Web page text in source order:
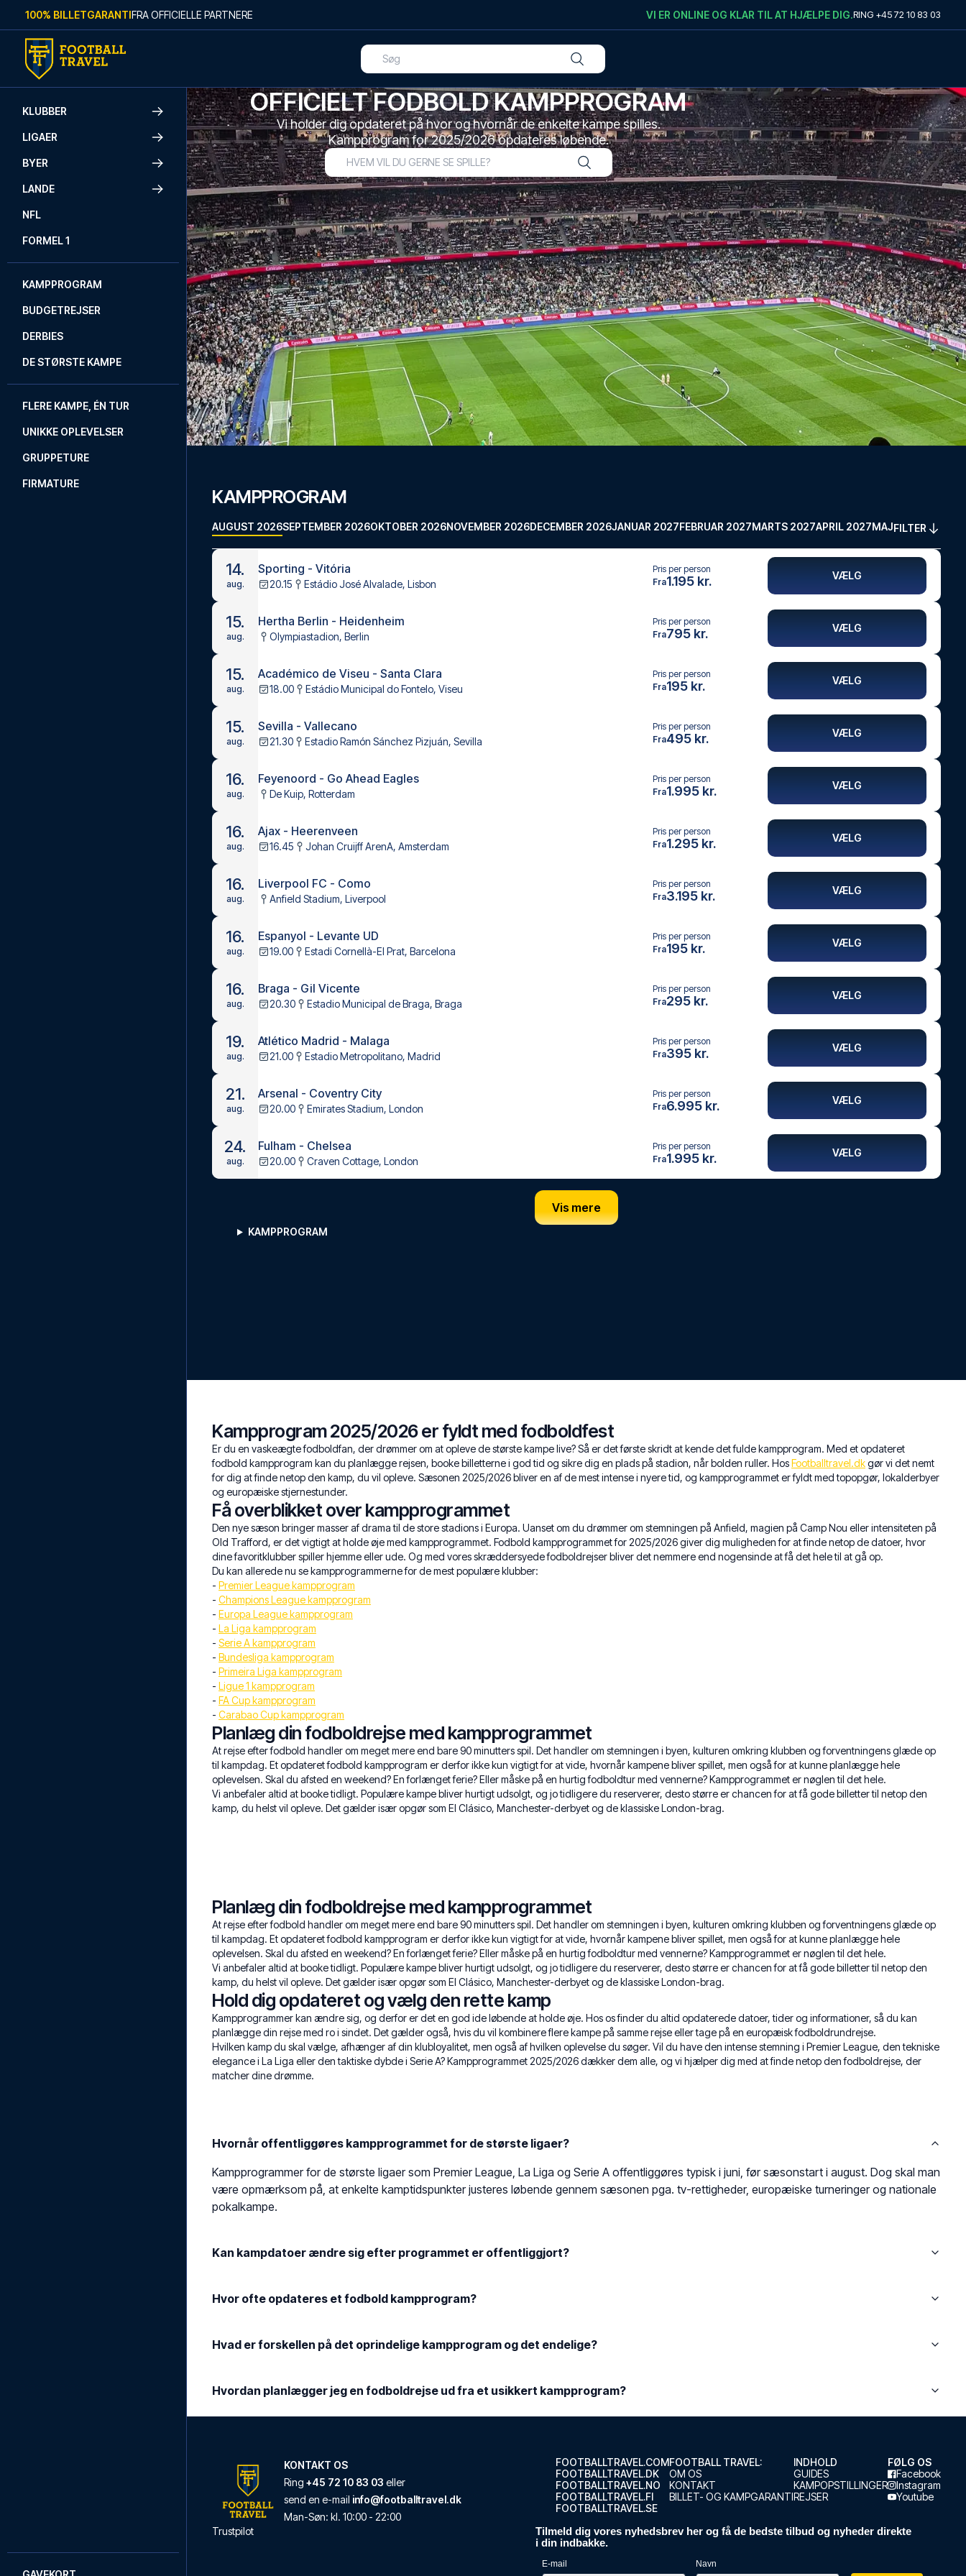
Skip to content
100% BILLETGARANTIFRA OFFICIELLE PARTNERE VI ER ONLINE OG KLAR TIL AT HJÆLPE DIG.RING +45 72 10 83 03
KLUBBER
LIGAER
BYER
LANDE
NFL
FORMEL 1
KAMPPROGRAM
BUDGETREJSER
DERBIES
DE STØRSTE KAMPE
FLERE KAMPE, ÉN TUR
UNIKKE OPLEVELSER
GRUPPETURE
FIRMATURE
OFFICIELT FODBOLD KAMPPROGRAM
Vi holder dig opdateret på hvor og hvornår de enkelte kampe spilles.
Kampprogram for 2025/2026 opdateres løbende.
KAMPPROGRAM
AUGUST 2026SEPTEMBER 2026OKTOBER 2026NOVEMBER 2026DECEMBER 2026JANUAR 2027FEBRUAR 2027MARTS 2027APRIL 2027MAJ 2027
FILTER
14.
aug.
Sporting - Vitória
20.15 Estádio José Alvalade, Lisbon
Pris per person
Fra1.195 kr. VÆLG
15.
aug.
Hertha Berlin - Heidenheim
Olympiastadion, Berlin
Pris per person
Fra795 kr. VÆLG
15.
aug.
Académico de Viseu - Santa Clara
18.00 Estádio Municipal do Fontelo, Viseu
Pris per person
Fra195 kr. VÆLG
15.
aug.
Sevilla - Vallecano
21.30 Estadio Ramón Sánchez Pizjuán, Sevilla
Pris per person
Fra495 kr. VÆLG
16.
aug.
Feyenoord - Go Ahead Eagles
De Kuip, Rotterdam
Pris per person
Fra1.995 kr. VÆLG
16.
aug.
Ajax - Heerenveen
16.45 Johan Cruijff ArenA, Amsterdam
Pris per person
Fra1.295 kr. VÆLG
16.
aug.
Liverpool FC - Como
Anfield Stadium, Liverpool
Pris per person
Fra3.195 kr. VÆLG
16.
aug.
Espanyol - Levante UD
19.00 Estadi Cornellà-El Prat, Barcelona
Pris per person
Fra195 kr. VÆLG
16.
aug.
Braga - Gil Vicente
20.30 Estadio Municipal de Braga, Braga
Pris per person
Fra295 kr. VÆLG
19.
aug.
Atlético Madrid - Malaga
21.00 Estadio Metropolitano, Madrid
Pris per person
Fra395 kr. VÆLG
21.
aug.
Arsenal - Coventry City
20.00 Emirates Stadium, London
Pris per person
Fra6.995 kr. VÆLG
24.
aug.
Fulham - Chelsea
20.00 Craven Cottage, London
Pris per person
Fra1.995 kr. VÆLG
Vis mere
KAMPPROGRAM
Kampprogram 2025/2026 er fyldt med fodboldfest
Er du en vaskeægte fodboldfan, der drømmer om at opleve de største kampe live? Så er det første skridt at kende det fulde kampprogram. Med et opdateret
fodbold kampprogram kan du planlægge rejsen, booke billetterne i god tid og sikre dig en plads på stadion, når bolden ruller. HosFootballtravel.dkgør vi det nemt
for dig at finde netop den kamp, du vil opleve. Sæsonen 2025/2026 bliver en af de mest intense i nyere tid, og kampprogrammet er fyldt med topopgør, lokalderbyer
og europæiske stjernestunder.
Få overblikket over kampprogrammet
Den nye sæson bringer masser af drama til de store stadions i Europa. Uanset om du drømmer om stemningen på Anfield, magien på Camp Nou eller intensiteten på
Old Trafford, er det vigtigt at holde øje med kampprogrammet. Fodbold kampprogrammet for 2025/2026 giver dig muligheden for at finde netop de datoer, hvor
dine favoritklubber spiller hjemme eller ude. Og med vores skræddersyede fodboldrejser bliver det nemmere end nogensinde at få det hele til at gå op.
Du kan allerede nu se kampprogrammerne for de mest populære klubber:
- Premier League kampprogram
- Champions League kampprogram
- Europa League kampprogram
- La Liga kampprogram
- Serie A kampprogram
- Bundesliga kampprogram
- Primeira Liga kampprogram
- Ligue 1 kampprogram
- FA Cup kampprogram
- Carabao Cup kampprogram
Planlæg din fodboldrejse med kampprogrammet
At rejse efter fodbold handler om meget mere end bare 90 minutters spil. Det handler om stemningen i byen, kulturen omkring klubben og forventningens glæde op
til kampdag. Et opdateret fodbold kampprogram er derfor ikke kun vigtigt for at vide, hvornår kampene bliver spillet, men også for at kunne planlægge hele
oplevelsen. Skal du afsted en weekend? En forlænget ferie? Eller måske på en hurtig fodboldtur med vennerne? Kampprogrammet er nøglen til det hele.
Vi anbefaler altid at booke tidligt. Populære kampe bliver hurtigt udsolgt, og jo tidligere du reserverer, desto større er chancen for at få gode billetter til netop den
kamp, du helst vil opleve. Det gælder især opgør som El Clásico, Manchester-derbyet og de klassiske London-brag.
Planlæg din fodboldrejse med kampprogrammet
At rejse efter fodbold handler om meget mere end bare 90 minutters spil. Det handler om stemningen i byen, kulturen omkring klubben og forventningens glæde op
til kampdag. Et opdateret fodbold kampprogram er derfor ikke kun vigtigt for at vide, hvornår kampene bliver spillet, men også for at kunne planlægge hele
oplevelsen. Skal du afsted en weekend? En forlænget ferie? Eller måske på en hurtig fodboldtur med vennerne? Kampprogrammet er nøglen til det hele.
Vi anbefaler altid at booke tidligt. Populære kampe bliver hurtigt udsolgt, og jo tidligere du reserverer, desto større er chancen for at få gode billetter til netop den
kamp, du helst vil opleve. Det gælder især opgør som El Clásico, Manchester-derbyet og de klassiske London-brag.
Hold dig opdateret og vælg den rette kamp
Kampprogrammer kan ændre sig, og derfor er det en god ide løbende at holde øje. Hos os finder du altid opdaterede datoer, tider og informationer, så du kan
planlægge din rejse med ro i sindet. Det gælder også, hvis du vil kombinere flere kampe på samme rejse eller tage på en europæisk fodboldrundrejse.
Hvilken kamp du skal vælge, afhænger af din klubloyalitet, men også af hvilken oplevelse du søger. Vil du have den intense stemning i Premier League, den tekniske
elegance i La Liga eller den taktiske dybde i Serie A? Kampprogrammet 2025/2026 dækker dem alle, og vi hjælper dig med at finde netop den fodboldrejse, der
matcher dine drømme.
Hvornår offentliggøres kampprogrammet for de største ligaer?
Kampprogrammer for de største ligaer som Premier League, La Liga og Serie A offentliggøres typisk i juni, før sæsonstart i august. Dog skal man
være opmærksom på, at enkelte kamptidspunkter justeres løbende gennem sæsonen pga. tv-rettigheder, europæiske turneringer og nationale
pokalkampe.
Kan kampdatoer ændre sig efter programmet er offentliggjort?
Hvor ofte opdateres et fodbold kampprogram?
Hvad er forskellen på det oprindelige kampprogram og det endelige?
Hvordan planlægger jeg en fodboldrejse ud fra et usikkert kampprogram?
KONTAKT OS
Ring +45 72 10 83 03 eller
send en e-mail info@footballtravel.dk
Man-Søn: kl. 10:00 - 22:00
Trustpilot
FOOTBALLTRAVEL.COM
FOOTBALLTRAVEL.DK
FOOTBALLTRAVEL.NO
FOOTBALLTRAVEL.FI
FOOTBALLTRAVEL.SE
FOOTBALL TRAVEL:
OM OS
KONTAKT
BILLET- OG KAMPGARANTI
INDHOLD
GUIDES
KAMPOPSTILLINGER
REJSER
FØLG OS
Facebook
Instagram
Youtube
Tilmeld dig vores nyhedsbrev her og få de bedste tilbud og nyheder direkte
i din indbakke.
E-mail Navn